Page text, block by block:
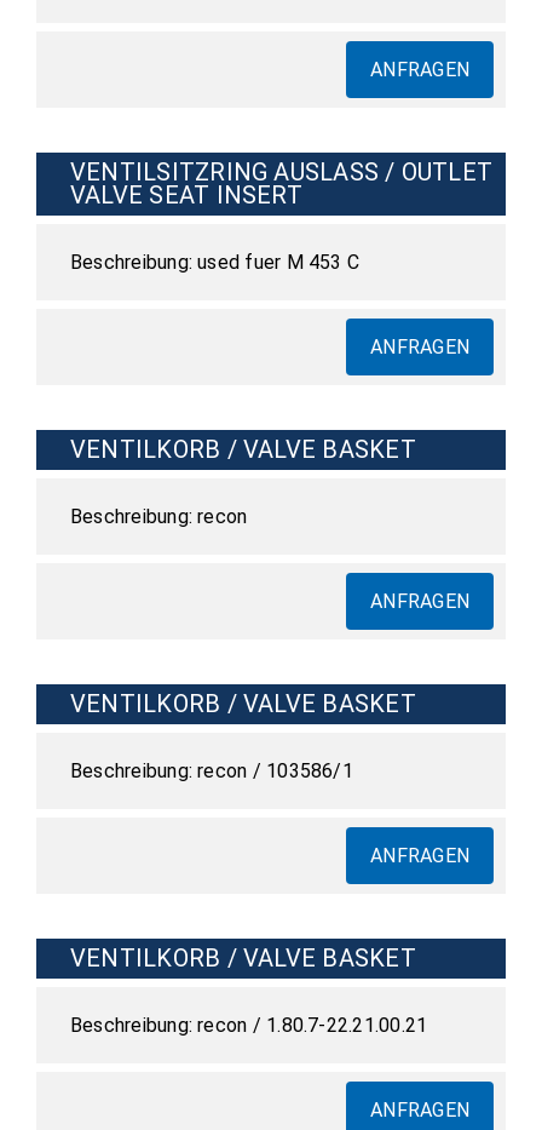
ANFRAGEN
VENTILSITZRING AUSLASS / OUTLET
VALVE SEAT INSERT
used fuer M 453 C
ANFRAGEN
VENTILKORB / VALVE BASKET
recon
ANFRAGEN
VENTILKORB / VALVE BASKET
recon / 103586/1
ANFRAGEN
VENTILKORB / VALVE BASKET
recon / 1.80.7-22.21.00.21
ANFRAGEN